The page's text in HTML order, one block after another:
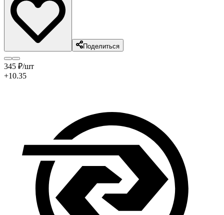
Поделиться
345 ₽/шт
+10.35